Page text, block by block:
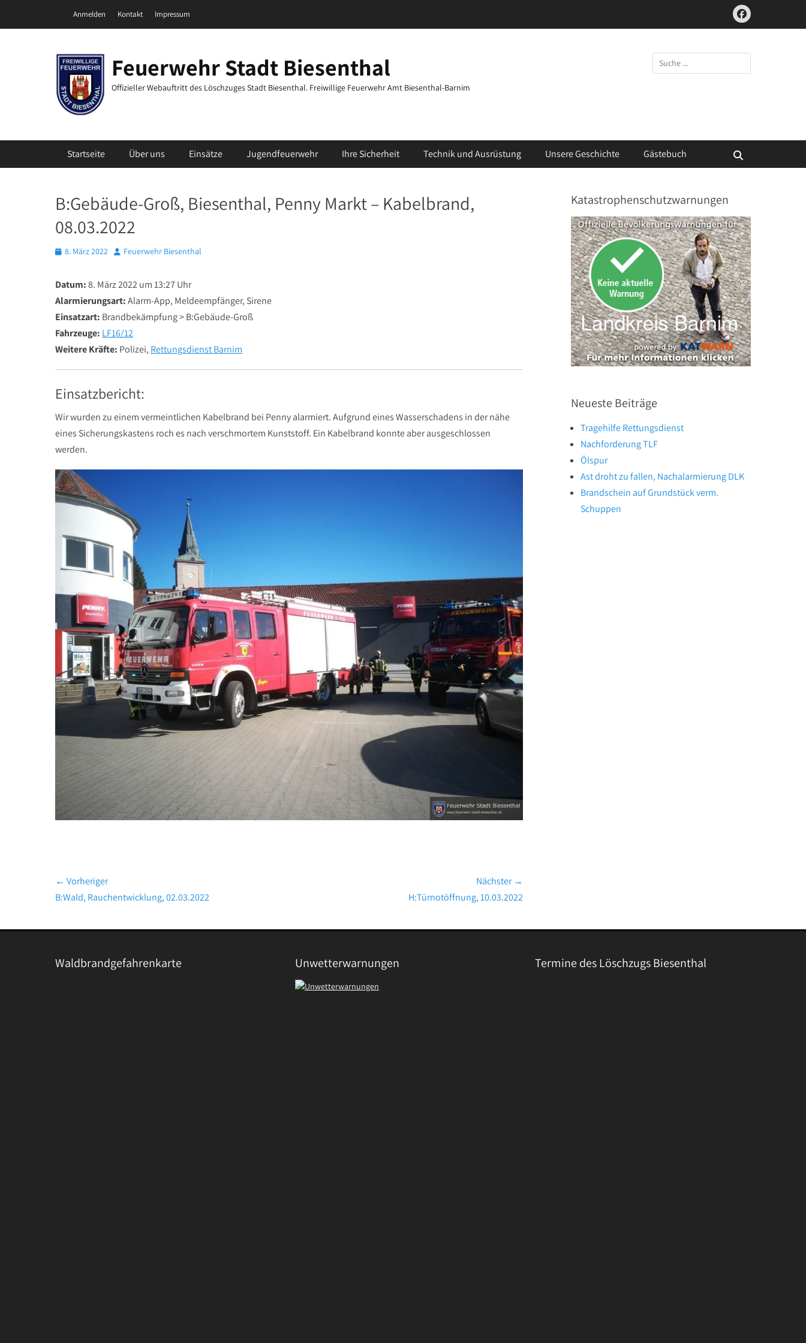
Header Top Menu
Anmelden Kontakt Impressum Facebook
Feuerwehr Stadt Biesenthal
Offizieller Webauftritt des Löschzuges Stadt Biesenthal. Freiwillige Feuerwehr Amt Biesenthal-Barnim
Suchen
nach:
Primäres Menü
Startseite Über uns Einsätze Jugendfeuerwehr Ihre Sicherheit Technik und Ausrüstung Unsere Geschichte Gästebuch
B:Gebäude-Groß, Biesenthal, Penny Markt – Kabelbrand,
08.03.2022
Posted
8. März 2022 AutorFeuerwehr Biesenthal
Datum:8. März 2022 um 13:27 Uhr
Alarmierungsart:Alarm-App, Meldeempfänger, Sirene
Einsatzart: Brandbekämpfung > B:Gebäude-Groß
Fahrzeuge: LF16/12
Weitere Kräfte: Polizei, Rettungsdienst Barnim
Einsatzbericht:
Wir wurden zu einem vermeintlichen Kabelbrand bei Penny alarmiert. Aufgrund eines Wasserschadens in der nähe
eines Sicherungskastens roch es nach verschmortem Kunststoff. Ein Kabelbrand konnte aber ausgeschlossen
werden.
Beitragsnavigation
← Vorheriger
Vorheriger
B:Wald, Rauchentwicklung, 02.03.2022
Nächster →
H:Türnotöffnung, 10.03.2022
Katastrophenschutzwarnungen
Neueste Beiträge
Tragehilfe Rettungsdienst
Nachforderung TLF
Ölspur
Ast droht zu fallen, Nachalarmierung DLK
Brandschein auf Grundstück verm.
Schuppen
Waldbrandgefahrenkarte Unwetterwarnungen Termine des Löschzugs Biesenthal